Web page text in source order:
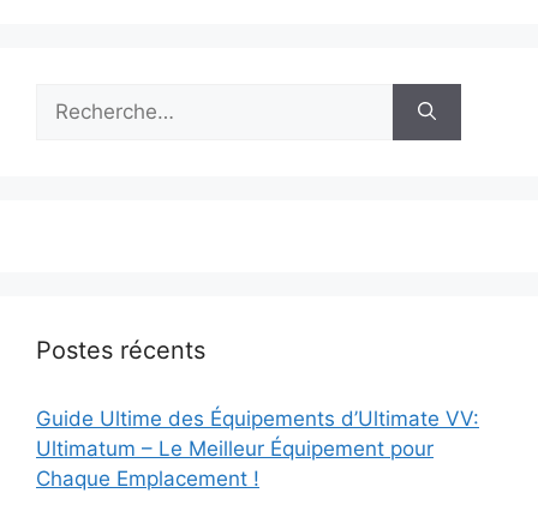
Postes récents
Guide Ultime des Équipements d’Ultimate VV:
Ultimatum – Le Meilleur Équipement pour
Chaque Emplacement !